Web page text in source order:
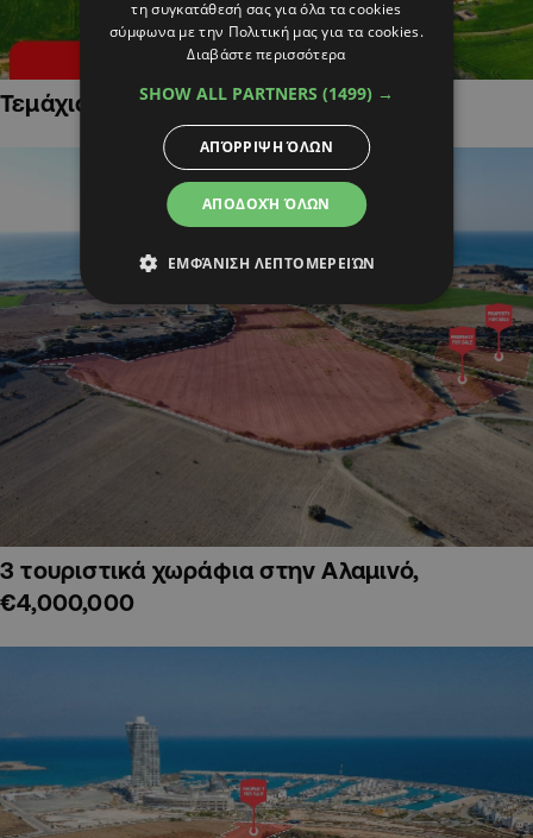
Τεμάχια Γης σε Οικιστικές Περιοχές
3 τουριστικά χωράφια στην Αλαμινό,
€4,000,000
τη συγκατάθεσή σας για όλα τα cookies
σύμφωνα με την Πολιτική μας για τα cookies.
Διαβάστε περισσότερα
SHOW ALL PARTNERS (1499) →
ΑΠΟΔΟΧΉ ΌΛΩΝ
ΑΠΌΡΡΙΨΗ ΌΛΩΝ
ΕΜΦΆΝΙΣΗ ΛΕΠΤΟΜΕΡΕΙΏΝ